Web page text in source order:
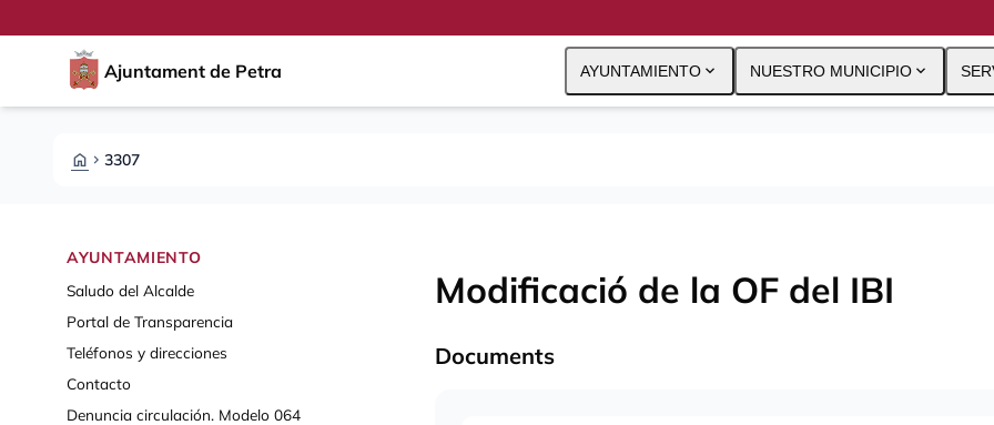
Ajuntament de Petra AYUNTAMIENTO expand_more NUESTRO MUNICIPIO expand_more
HOME CHEVRON_RIGHT 3307
AYUNTAMIENTO
Saludo del Alcalde
Portal de Transparencia
Teléfonos y direcciones
Contacto
Denuncia circulación. Modelo 064
Modificació de la OF del IBI
Documents